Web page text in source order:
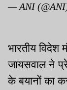
— ANI
भारतीय विदेश
जायसवाल ने
के बयानों का